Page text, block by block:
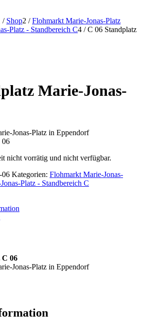
/ Shop2 / Flohmarkt Marie-Jonas-Platz
Platz - Standbereich C4 / C 06 Standplatz
Marie-Jonas-
Jonas-Platz in Eppendorf
06
nicht vorrätig und nicht verfügbar.
06 Kategorien: Flohmarkt Marie-Jonas-
Platz - Standbereich C
06
Jonas-Platz in Eppendorf